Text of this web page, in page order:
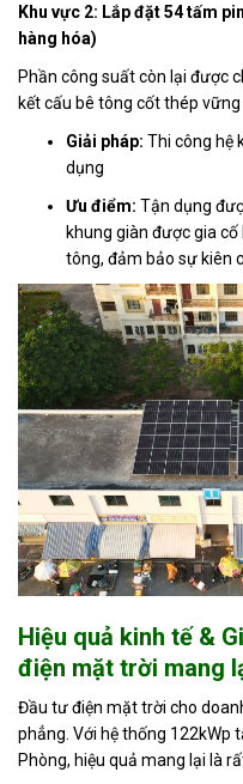
Khu vực 2: Lắp đặt 54 tấm
hàng hóa)
Phần công suất còn lại được
kết cấu bê tông cốt thép vững
Giải pháp: Thi công hệ
dụng
Ưu điểm: Tận dụng
khung giàn được gia
tông, đảm bảo sự kiên
Hiệu quả kinh tế &
điện mặt trời mang
Đầu tư điện mặt trời cho
phẳng. Với hệ thống 122kWp
Phòng, hiệu quả mang lại là